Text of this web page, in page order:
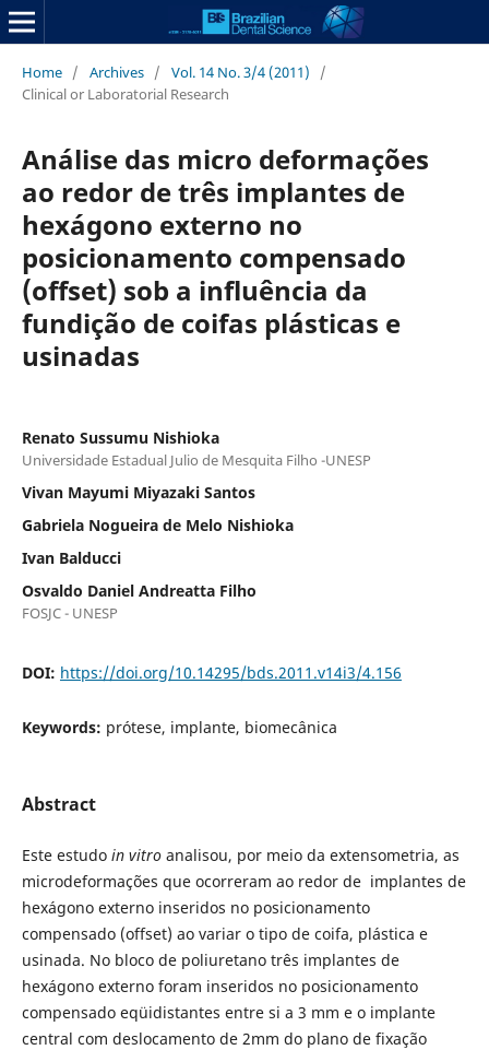
Home / Archives / Vol. 14 No. 3/4 (2011)
/
Clinical or Laboratorial Research
Análise das micro deformações
ao redor de três implantes de
hexágono externo no
posicionamento compensado
(offset) sob a influência da
fundição de coifas plásticas e
usinadas
Renato Sussumu Nishioka
Universidade Estadual Julio de Mesquita Filho -UNESP
Vivan Mayumi Miyazaki Santos
Gabriela Nogueira de Melo Nishioka
Ivan Balducci
Osvaldo Daniel Andreatta Filho
FOSJC - UNESP
DOI: https://doi.org/10.14295/bds.2011.v14i3/4.156
Keywords: prótese, implante, biomecânica
Abstract
Este estudo in vitroanalisou, por meio da extensometria, as
microdeformações que ocorreram ao redor de implantes de
hexágono externo inseridos no posicionamento
compensado (offset) ao variar o tipo de coifa, plástica e
usinada. No bloco de poliuretano três implantes de
hexágono externo foram inseridos no posicionamento
compensado eqüidistantes entre si a 3 mm e o implante
central com deslocamento de 2mm do plano de fixação